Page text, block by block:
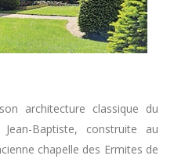
architecture classique du
Jean-Baptiste, construite au
chapelle des Ermites de